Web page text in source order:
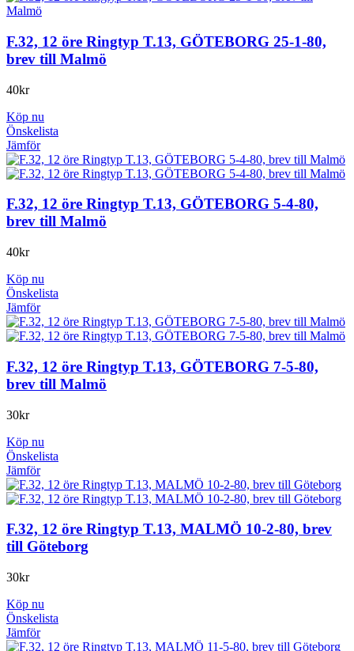
F.32, 12 öre Ringtyp T.13, GÖTEBORG 25-1-80,
brev till Malmö
40kr
Köp nu
Önskelista
Jämför
F.32, 12 öre Ringtyp T.13, GÖTEBORG 5-4-80,
brev till Malmö
40kr
Köp nu
Önskelista
Jämför
F.32, 12 öre Ringtyp T.13, GÖTEBORG 7-5-80,
brev till Malmö
30kr
Köp nu
Önskelista
Jämför
F.32, 12 öre Ringtyp T.13, MALMÖ 10-2-80, brev
till Göteborg
30kr
Köp nu
Önskelista
Jämför